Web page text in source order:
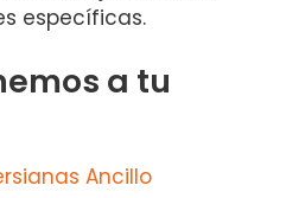
específicas.
a tu
Ancillo